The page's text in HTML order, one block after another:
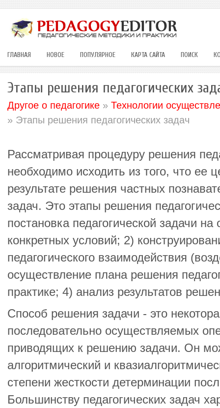
ГЛАВНАЯ НОВОЕ ПОПУЛЯРНОЕ КАРТА САЙТА ПОИСК
Этапы решения педагогических
Другое о педагогике » Технологии
» Этапы решения педагогических задач
Рассматривая процедуру решения
необходимо исходить из того, что ее
результате решения частных
задач. Это этапы решения
постановка педагогической задачи
конкретных условий; 2)
педагогического взаимодействия
осуществление плана решения
практике; 4) анализ результатов
Способ решения задачи - это
последовательно осуществляемых
приводящих к решению задачи. Он
алгоритмический и
степени жесткости детерминации
Большинству педагогических задач